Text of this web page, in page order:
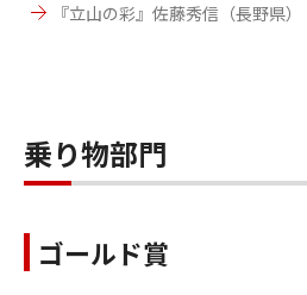
『立山の彩』佐藤秀信（長野県）
乗り物部門
ゴールド賞